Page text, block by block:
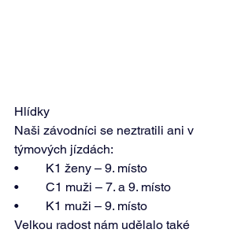
Hlídky
Naši závodníci se neztratili ani v
týmových jízdách:
•	K1 ženy – 9. místo
•	C1 muži – 7. a 9. místo
•	K1 muži – 9. místo
Velkou radost nám udělalo také